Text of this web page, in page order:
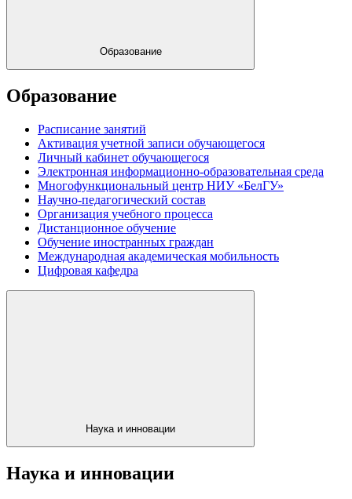
Образование
Образование
Расписание занятий
Активация учетной записи обучающегося
Личный кабинет обучающегося
Электронная информационно-образовательная среда
Многофункциональный центр НИУ «БелГУ»
Научно-педагогический состав
Организация учебного процесса
Дистанционное обучение
Обучение иностранных граждан
Международная академическая мобильность
Цифровая кафедра
Наука и инновации
Наука и инновации